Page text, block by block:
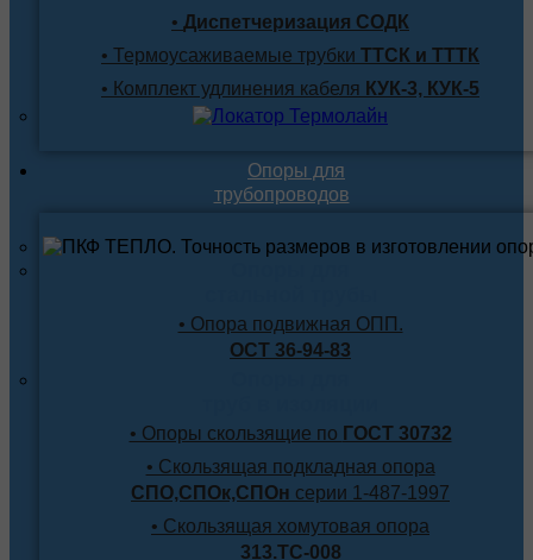
• Диспетчеризация СОДК
• Термоусаживаемые трубки ТТСК и ТТТК
• Комплект удлинения кабеля КУК-3, КУК-5
Опоры для
трубопроводов
• Опора подвижная ОПП.
ОСТ 36-94-83
• Опоры скользящие по ГОСТ 30732
• Скользящая подкладная опора
СПО,СПОк,СПОн серии 1-487-1997
• Скользящая хомутовая опора
313.ТС-008